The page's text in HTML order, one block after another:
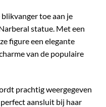
toe aan je
statue. Met een
figure een elegante
van de populaire
prachtig weergegeven
aansluit bij haar